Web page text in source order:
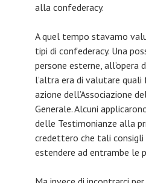
alla confederacy.
A quel tempo stavamo
tipi di confederacy. Una
persone esterne, all’opera
l’altra era di valutare quali
azione dell’Associazione
Generale. Alcuni
delle Testimonianze alla
credettero che tali consigli
estendere ad entrambe le